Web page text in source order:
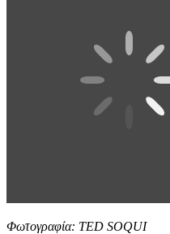
Φωτογραφία: TED SOQUI